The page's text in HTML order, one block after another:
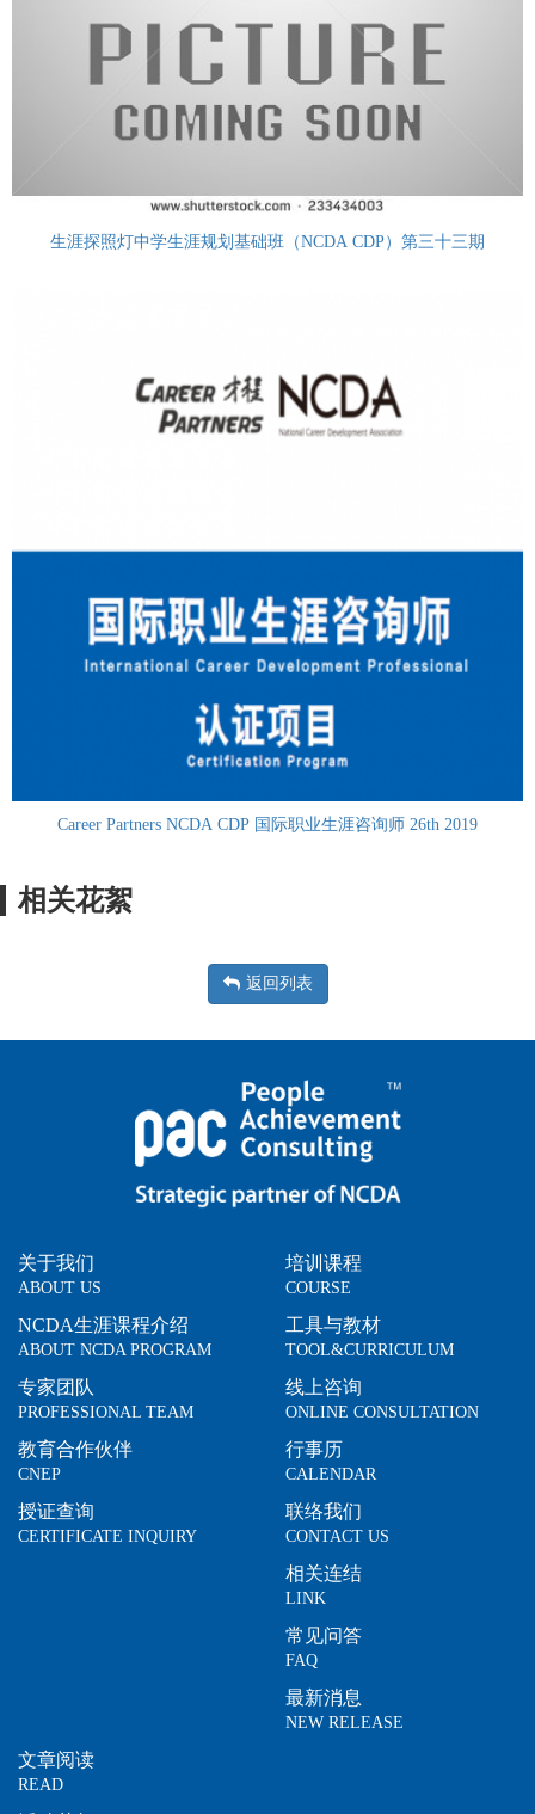
生涯探照灯中学生涯规划基础班（NCDA CDP）第三十三期
Career Partners NCDA CDP 国际职业生涯咨询师 26th 2019
相关花絮
返回列表
关于我们
ABOUT US
NCDA生涯课程介绍
ABOUT NCDA PROGRAM
专家团队
PROFESSIONAL TEAM
教育合作伙伴
CNEP
授证查询
CERTIFICATE INQUIRY
培训课程
COURSE
工具与教材
TOOL&CURRICULUM
线上咨询
ONLINE CONSULTATION
行事历
CALENDAR
联络我们
CONTACT US
相关连结
LINK
常见问答
FAQ
最新消息
NEW RELEASE
文章阅读
READ